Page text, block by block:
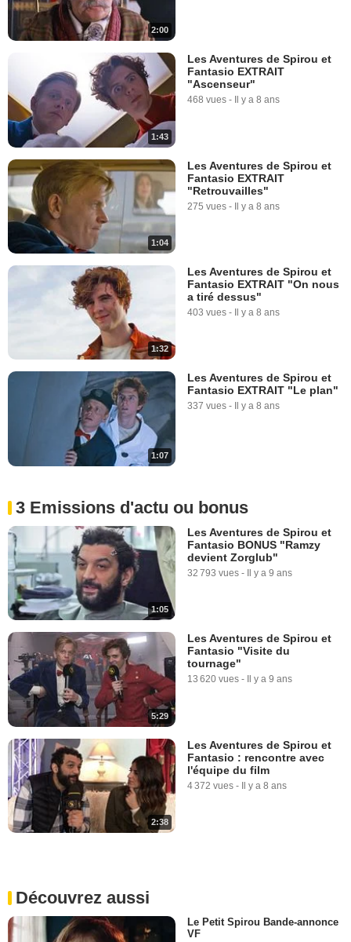
2:00
1:43
Les Aventures de Spirou et
Fantasio EXTRAIT
"Ascenseur"
468 vues - Il y a 8 ans
1:04
Les Aventures de Spirou et
Fantasio EXTRAIT
"Retrouvailles"
275 vues - Il y a 8 ans
1:32
Les Aventures de Spirou et
Fantasio EXTRAIT "On nous
a tiré dessus"
403 vues - Il y a 8 ans
1:07
Les Aventures de Spirou et
Fantasio EXTRAIT "Le plan"
337 vues - Il y a 8 ans
3 Emissions d'actu ou bonus
1:05
Les Aventures de Spirou et
Fantasio BONUS "Ramzy
devient Zorglub"
32 793 vues - Il y a 9 ans
5:29
Les Aventures de Spirou et
Fantasio "Visite du
tournage"
13 620 vues - Il y a 9 ans
2:38
Les Aventures de Spirou et
Fantasio : rencontre avec
l'équipe du film
4 372 vues - Il y a 8 ans
Découvrez aussi
Le Petit Spirou Bande-annonce
VF